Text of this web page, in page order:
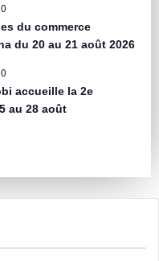
du commerce
du 20 au 21 août 2026
accueille la 2e
au 28 août